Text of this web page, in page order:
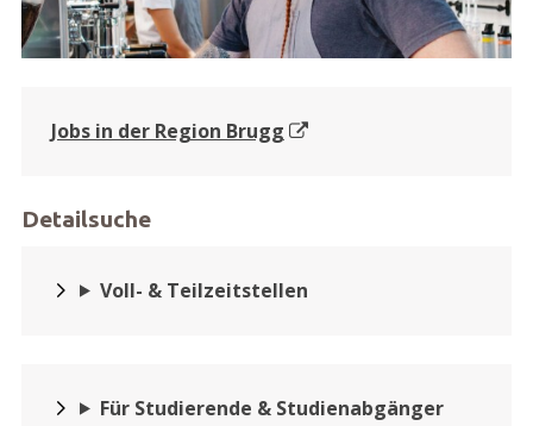
Jobs in der Region Brugg
Detailsuche
Voll- & Teilzeitstellen
Für Studierende & Studienabgänger